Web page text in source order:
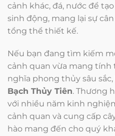
cảnh khác, đá, nước để
sinh động, mang lại sự
tổng thể thiết kế.
Nếu bạn đang tìm kiếm
cảnh quan vừa mang tính
nghĩa phong thủy sâu
Bạch Thủy Tiên. Thương
với nhiều năm kinh
cảnh quan và cung cấp
hào mang đến cho quý